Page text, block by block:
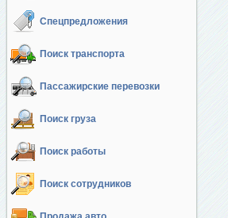
Спецпредложения
Поиск транспорта
Пассажирские перевозки
Поиск груза
Поиск работы
Поиск сотрудников